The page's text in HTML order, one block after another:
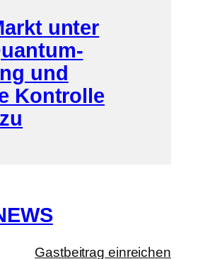
unter
und
Kontrolle
Gastbeitrag einreichen